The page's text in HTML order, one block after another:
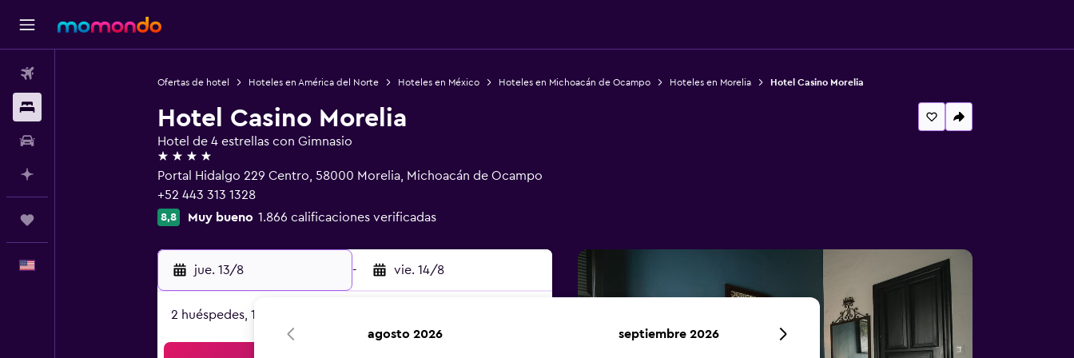
Ofertas de hotel Hoteles en América del Norte Hoteles en México Hoteles en Michoacán de Ocampo Hoteles en Morelia Hotel Casino Morelia
Hotel Casino Morelia
Hotel de 4 estrellas con Gimnasio
4 estrellas
Portal Hidalgo 229 Centro, 58000 Morelia, Michoacán de Ocampo
+52 443 313 1328
8,8 Muy bueno 1.866 calificaciones verificadas
jue. 13/8 - vie. 14/8
2 huéspedes, 1 habitación
agosto 2026 septiembre 2026